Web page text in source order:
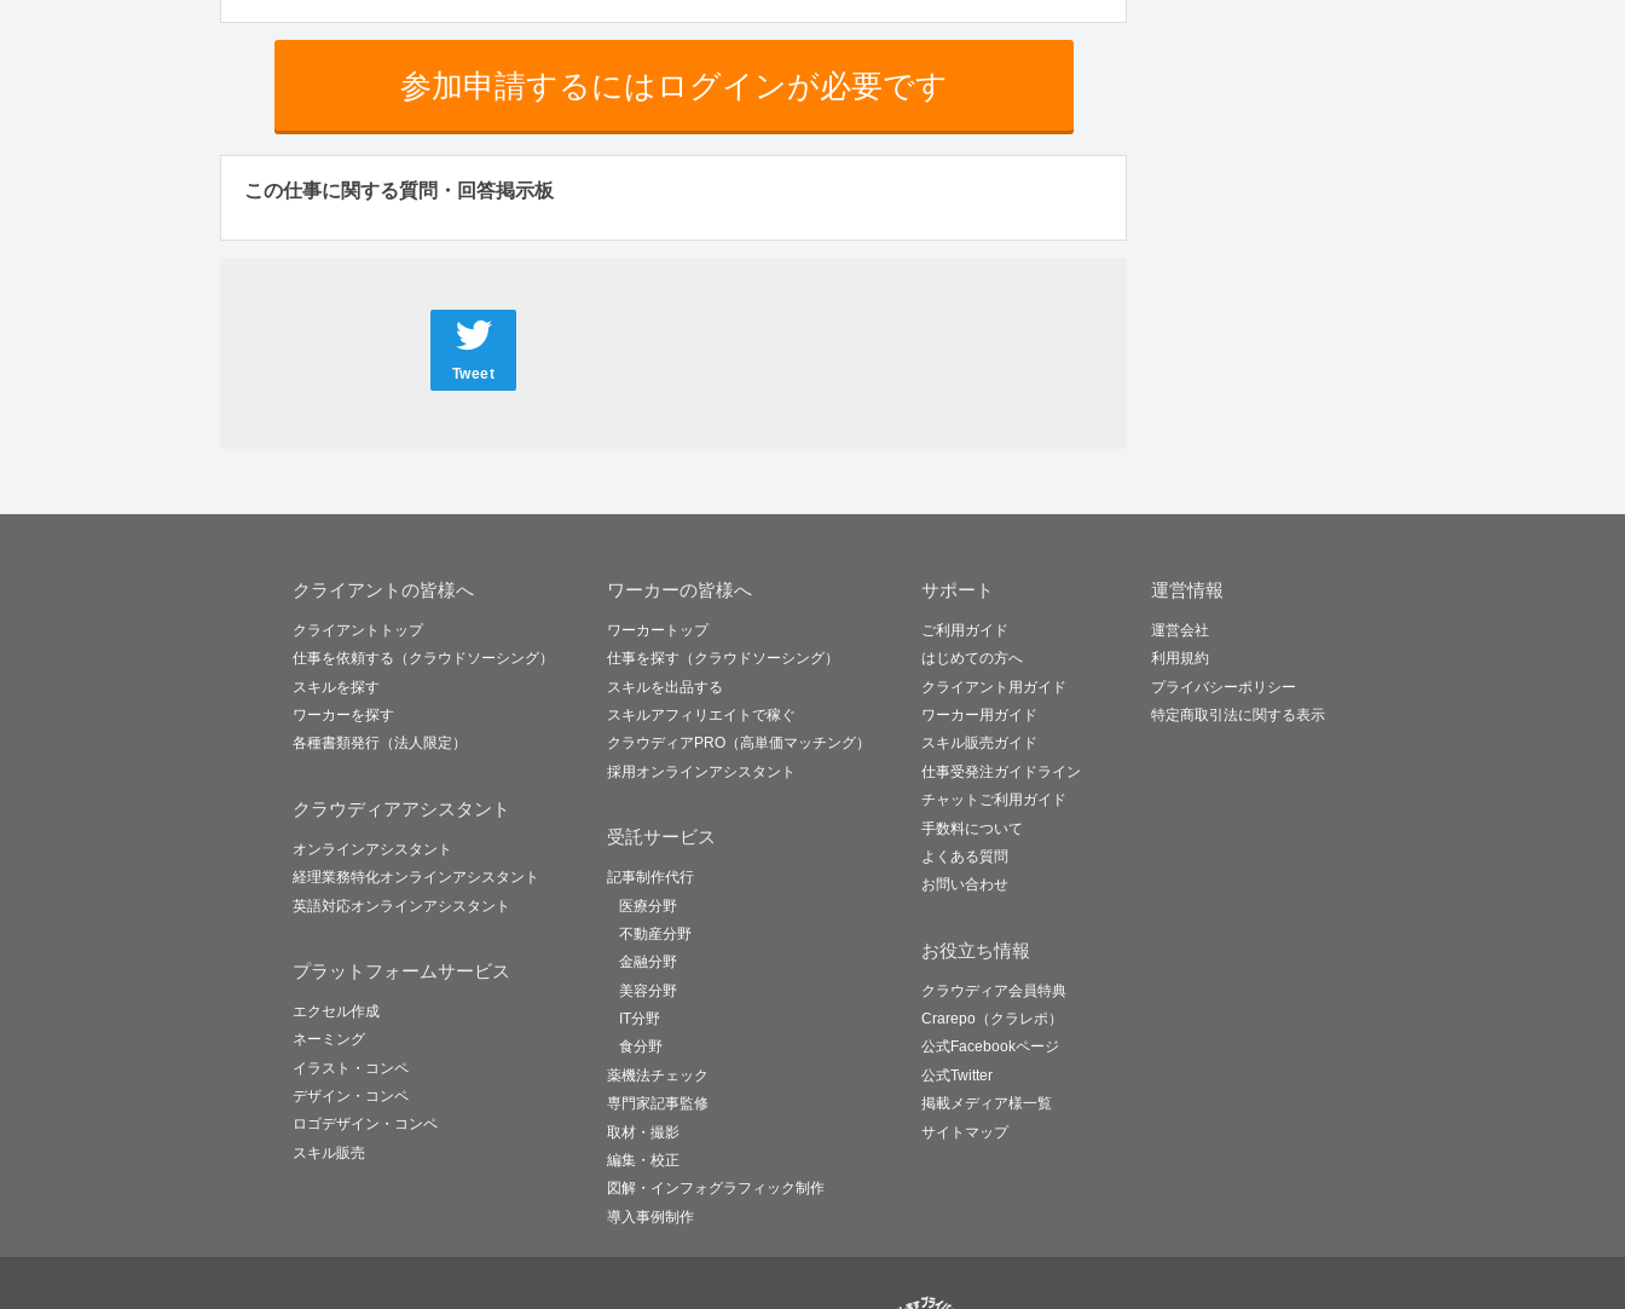
参加申請するにはログインが必要です
この仕事に関する質問・回答掲示板
Tweet
クライアントの皆様へ
クライアントトップ
仕事を依頼する（クラウドソーシング）
スキルを探す
ワーカーを探す
各種書類発行（法人限定）
クラウディアアシスタント
オンラインアシスタント
経理業務特化オンラインアシスタント
英語対応オンラインアシスタント
プラットフォームサービス
エクセル作成
ネーミング
イラスト・コンペ
デザイン・コンペ
ロゴデザイン・コンペ
スキル販売
ワーカーの皆様へ
ワーカートップ
仕事を探す（クラウドソーシング）
スキルを出品する
スキルアフィリエイトで稼ぐ
クラウディアPRO（高単価マッチング）
採用オンラインアシスタント
受託サービス
記事制作代行
医療分野
不動産分野
金融分野
美容分野
IT分野
食分野
薬機法チェック
専門家記事監修
取材・撮影
編集・校正
図解・インフォグラフィック制作
導入事例制作
サポート
ご利用ガイド
はじめての方へ
クライアント用ガイド
ワーカー用ガイド
スキル販売ガイド
仕事受発注ガイドライン
チャットご利用ガイド
手数料について
よくある質問
お問い合わせ
お役立ち情報
クラウディア会員特典
Crarepo（クラレポ）
公式Facebookページ
公式Twitter
掲載メディア様一覧
サイトマップ
運営情報
運営会社
利用規約
プライバシーポリシー
特定商取引法に関する表示